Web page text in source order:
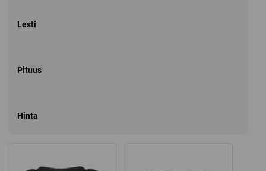
Lesti
Pituus
Hinta